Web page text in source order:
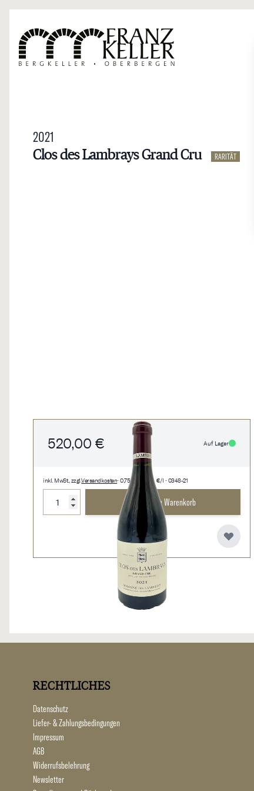
2021
Clos des Lambrays Grand Cru RARITÄT
520,00 € Auf Lager
inkl. MwSt., zzgl.Versandkosten• 0,75 l • 693,33 €/l • 0348-21
In den Warenkorb
RECHTLICHES
Datenschutz
Liefer- & Zahlungsbedingungen
Impressum
AGB
Widerrufsbelehrung
Newsletter